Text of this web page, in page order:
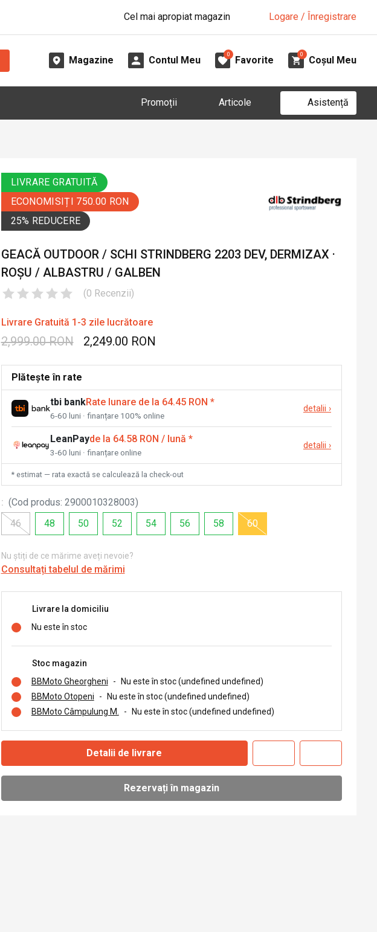
Cel mai apropiat magazin Logare / Înregistrare
Magazine Contul Meu
0
Favorite
0
Coșul Meu
Promoții Articole Asistență
LIVRARE GRATUITĂ
ECONOMISIȚI 750.00 RON
25% REDUCERE
GEACĂ OUTDOOR / SCHI STRINDBERG 2203 DEV, DERMIZAX ·
ROȘU / ALBASTRU / GALBEN
(0 Recenzii)
Livrare Gratuită 1-3 zile lucrătoare
2,999.00 RON 2,249.00 RON
Plătește în rate
tbi bankRate lunare de la 64.45 RON *
6-60 luni · finanțare 100% online
detalii ›
LeanPayde la 64.58 RON / lună *
3-60 luni · finanțare online
detalii ›
* estimat — rata exactă se calculează la check-out
: (Cod produs: 2900010328003)
46
48 50 52 54 56 58 60
Nu știți de ce mărime aveți nevoie?
Consultați tabelul de mărimi
Livrare la domiciliu
Nu este în stoc
Stoc magazin
BBMoto Gheorgheni
-
Nu este în stoc (undefined undefined)
BBMoto Otopeni
-
Nu este în stoc (undefined undefined)
BBMoto Câmpulung M.
- Nu este în stoc (undefined undefined)
Detalii de livrare
Rezervați în magazin